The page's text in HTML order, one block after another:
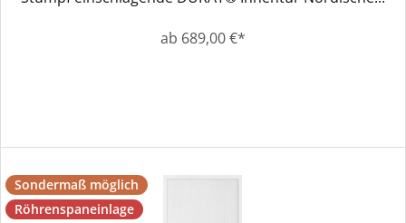
ab 689,00 €*
Sondermaß möglich
Röhrenspaneinlage